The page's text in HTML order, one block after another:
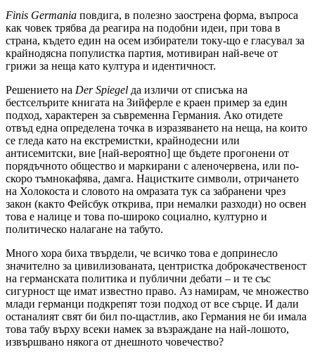
Finis Germania повдига, в полезно заострена форма, въпроса
как човек трябва да реагира на подобни идеи, при това в
страна, където един на осем избиратели току-що е гласувал за
крайнодясна популистка партия, мотивиран най-вече от
грижи за неща като култура и идентичност.
Решението на Der Spiegel да изличи от списъка на
бестселърите книгата на Зийферле е краен пример за един
подход, характерен за съвременна Германия. Ако отидете
отвъд една определена точка в изразяването на неща, на които
се гледа като на екстремистки, крайнодесни или
антисемитски, вие [най-вероятно] ще бъдете прогонени от
порядъчното общество и маркирани с аленочервена, или по-
скоро тъмнокафява, дамга. Нацистките символи, отричането
на Холокоста и словото на омразата тук са забранени чрез
закон (както Фейсбук открива, при немалки разходи) но освен
това е налице и това по-широко социално, културно и
политическо налагане на табуто.
Много хора биха твърдели, че всичко това е допринесло
значително за цивилизованата, центристка доброкачественост
на германската политика и публични дебати – и те със
сигурност ще имат известно право. Аз намирам, че множество
млади германци подкрепят този подход от все сърце. И дали
останалият свят би бил по-щастлив, ако Германия не би имала
това табу върху всеки намек за възраждане на най-лошото,
извършвано някога от днешното човечество?